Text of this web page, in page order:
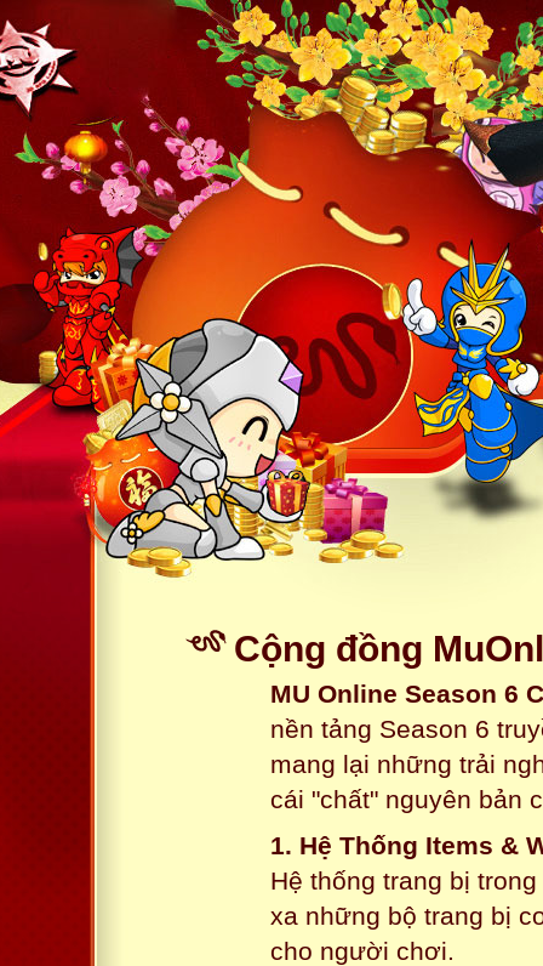
Cộng đồng
MU Online Season 6
nền tảng Season 6
mang lại những trải
cái "chất" nguyên bản
1. Hệ Thống Items &
Hệ thống trang bị
xa những bộ trang bị
cho người chơi.